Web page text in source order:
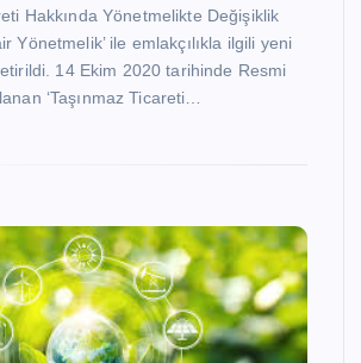
Hakkında Yönetmelikte Değişiklik
Yönetmelik’ ile emlakçılıkla ilgili yeni
14 Ekim 2020 tarihinde Resmi
‘Taşınmaz Ticareti…